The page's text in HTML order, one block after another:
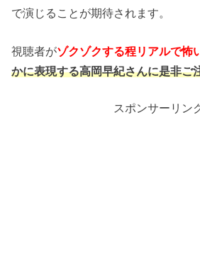
で演じることが期待されます。
視聴者がゾクゾクする程リアルで怖
かに表現する高岡早紀さんに是非ご
スポンサーリン